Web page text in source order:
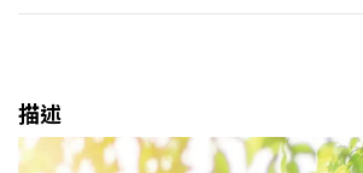
抗
描述